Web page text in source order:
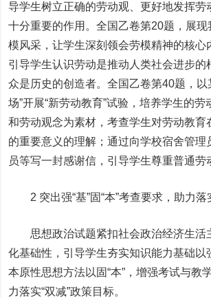
导学生树立正确的劳动观、更好地发挥劳
十分重要的作用。全国乙卷第20题，展
模风采，让学生深刻领会劳模精神的核心
引导学生认识劳动是推动人类社会进步的
众是历史的创造者。全国乙卷第40题，以
场”开展“新劳动教育”试验，培养学生的劳
和劳动观念为素材，考查学生对劳动教育
的重要意义的理解；通过向学校宿舍管理
员等写一封感谢信，引导学生尊重普通劳
2 突出强“基”固“本”考查要求，助力落
思想政治试题紧扣社会政治经济生活
化基础性，引导学生夯实知识能力基础以
本原性思想方法以固“本”，增强考试与教
力落实“双减”政策目标。